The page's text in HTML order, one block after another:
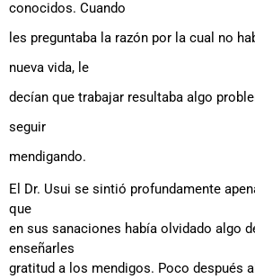
conocidos. Cuando
les preguntaba la razón por la cual no
nueva vida, le
decían que trabajar resultaba algo
seguir
mendigando.
El Dr. Usui se sintió profundamente
que
en sus sanaciones había olvidado algo
enseñarles
gratitud a los mendigos. Poco después